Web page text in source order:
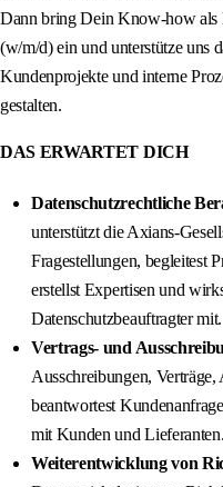
Dann bring Dein Know‑how als
(w/m/d) ein und unterstütze uns
Kundenprojekte und interne
gestalten.
DAS ERWARTET DICH
Datenschutzrechtliche
unterstützt die
Fragestellungen, begleitest
erstellst Expertisen und
Datenschutzbeauftragter mit.
Vertrags- und
Ausschreibungen,
beantwortest
mit Kunden und Lieferanten.
Weiterentwicklung von